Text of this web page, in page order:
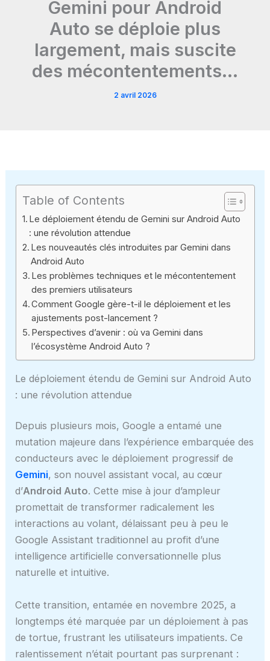
Gemini pour Android
Auto se déploie plus
largement, mais suscite
des mécontentements…
2 avril 2026
Table of Contents
Le déploiement étendu de Gemini sur Android Auto
: une révolution attendue
Les nouveautés clés introduites par Gemini dans
Android Auto
Les problèmes techniques et le mécontentement
des premiers utilisateurs
Comment Google gère-t-il le déploiement et les
ajustements post-lancement ?
Perspectives d’avenir : où va Gemini dans
l’écosystème Android Auto ?
Le déploiement étendu de Gemini sur Android Auto
: une révolution attendue
Depuis plusieurs mois, Google a entamé une
mutation majeure dans l’expérience embarquée des
conducteurs avec le déploiement progressif de
Gemini, son nouvel assistant vocal, au cœur
d’Android Auto. Cette mise à jour d’ampleur
promettait de transformer radicalement les
interactions au volant, délaissant peu à peu le
Google Assistant traditionnel au profit d’une
intelligence artificielle conversationnelle plus
naturelle et intuitive.
Cette transition, entamée en novembre 2025, a
longtemps été marquée par un déploiement à pas
de tortue, frustrant les utilisateurs impatients. Ce
ralentissement n’était pourtant pas surprenant :